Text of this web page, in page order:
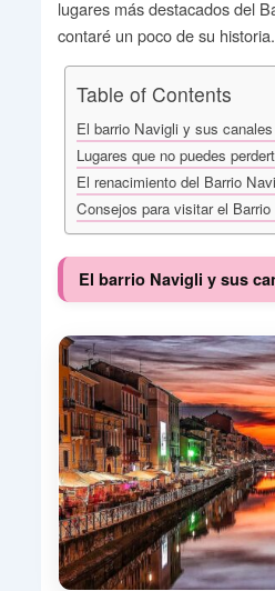
lugares más destacados del
contaré un poco de su
Table of Contents
El barrio Navigli y sus
Lugares que no puedes
El renacimiento del Barrio
Consejos para visitar el
El barrio Navigli y sus